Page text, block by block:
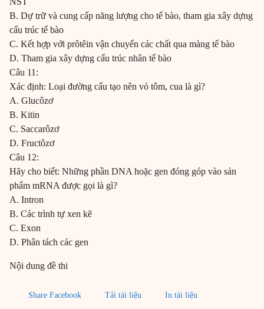
B. Dự trữ và cung cấp năng lượng cho tế bào, tham gia xây dựng
cấu trúc tế bào
C. Kết hợp với prôtêin vận chuyển các chất qua màng tế bào
D. Tham gia xây dựng cấu trúc nhân tế bào
Câu 11:
Xác định: Loại đường cấu tạo nên vỏ tôm, cua là gì?
A. Glucôzơ
B. Kitin
C. Saccarôzơ
D. Fructôzơ
Câu 12:
Hãy cho biết: Những phần DNA hoặc gen đóng góp vào sản
phẩm mRNA được gọi là gì?
A. Intron
B. Các trình tự xen kẽ
C. Exon
D. Phân tách các gen
Nội dung đề thi
Share Facebook Tải tài liệu In tài liệu